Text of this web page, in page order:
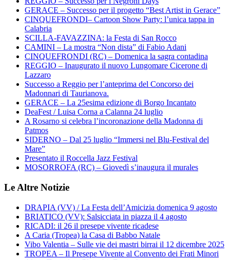
GERACE – Successo per il progetto “Best Artist in Gerace”
CINQUEFRONDI– Cartoon Show Party: l’unica tappa in
Calabria
SCILLA-FAVAZZINA: la Festa di San Rocco
CAMINI – La mostra “Non dista” di Fabio Adani
CINQUEFRONDI (RC) – Domenica la sagra contadina
REGGIO – Inaugurato il nuovo Lungomare Cicerone di
Lazzaro
Successo a Reggio per l’anteprima del Concorso dei
Madonnari di Taurianova.
GERACE – La 25esima edizione di Borgo Incantato
DeaFest / Luisa Corna a Calanna 24 luglio
A Rosarno si celebra l’incoronazione della Madonna di
Patmos
SIDERNO – Dal 25 luglio “Immersi nel Blu-Festival del
Mare”
Presentato il Roccella Jazz Festival
MOSORROFA (RC) – Giovedì s’inaugura il murales
Le Altre Notizie
DRAPIA (VV) / La Festa dell’Amicizia domenica 9 agosto
BRIATICO (VV): Salsicciata in piazza il 4 agosto
RICADI: il 26 il presepe vivente ricadese
A Caria (Tropea) la Casa di Babbo Natale
Vibo Valentia – Sulle vie dei mastri birrai il 12 dicembre 2025
TROPEA – Il Presepe Vivente al Convento dei Frati Minori